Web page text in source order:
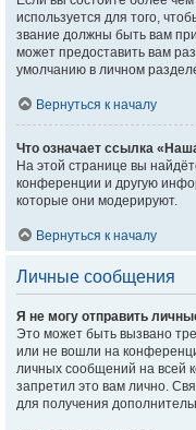
используется для того,
звание должны быть вам
может предоставить вам
умолчанию в личном
Вернуться к началу
Что означает ссылка
На этой странице вы
конференции и другую
которые они модерируют.
Вернуться к началу
Личные сообщения
Я не могу отправить
Это может быть вызвано
или не вошли на
личных сообщений на всей
запретил это вам лично.
для получения